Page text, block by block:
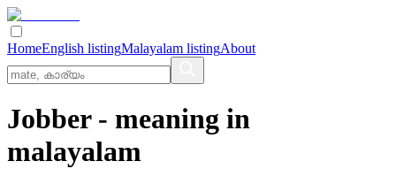
HomeEnglish listingMalayalam listingAbout
Jobber- meaning in
malayalam